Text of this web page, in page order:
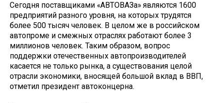
Сегодня поставщиками «АВТОВАЗа» являются 1600
предприятий разного уровня, на которых трудятся
более 500 тысяч человек. В целом же в российском
автопроме и смежных отраслях работают более 3
миллионов человек. Таким образом, вопрос
поддержки отечественных автопроизводителей
касается не только рынка, а существования целой
отрасли экономики, вносящей большой вклад в ВВП,
отметил президент автоконцерна.